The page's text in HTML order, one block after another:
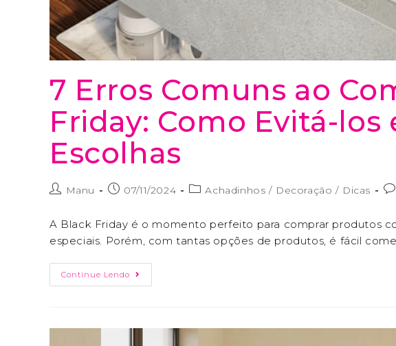
7 Erros Comuns ao
Friday: Como Evitá-los
Escolhas
Manu 07/11/2024 Achadinhos / Decoração / Dicas
A Black Friday é o momento perfeito para comprar produtos
especiais. Porém, com tantas opções de produtos, é fácil
Continue Lendo